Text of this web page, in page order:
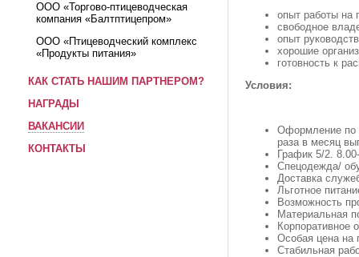
ООО «Торгово-птицеводческая
компания «Балтптицепром»
ООО «Птицеводческий комплекс
«Продукты питания»
КАК СТАТЬ НАШИМ ПАРТНЕРОМ?
НАГРАДЫ
ВАКАНСИИ
КОНТАКТЫ
опыт работы на
свободное
опыт
хорошие
готовность к
Условия:
Оформление по
раза в месяц
График 5/2.
Спецодежда/
Доставка
Льготное
Возможность
Материальная
Корпоративное
Особая цена на
Стабильная